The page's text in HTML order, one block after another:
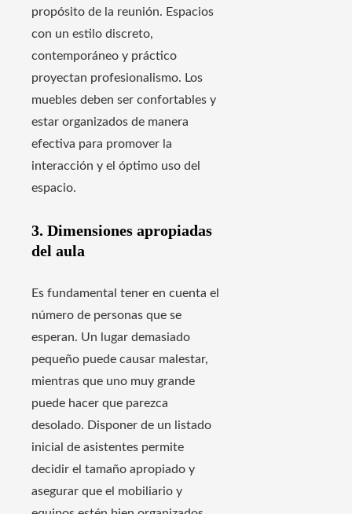
propósito de la reunión. Espacios
con un estilo discreto,
contemporáneo y práctico
proyectan profesionalismo. Los
muebles deben ser confortables y
estar organizados de manera
efectiva para promover la
interacción y el óptimo uso del
espacio.
3. Dimensiones apropiadas
del aula
Es fundamental tener en cuenta el
número de personas que se
esperan. Un lugar demasiado
pequeño puede causar malestar,
mientras que uno muy grande
puede hacer que parezca
desolado. Disponer de un listado
inicial de asistentes permite
decidir el tamaño apropiado y
asegurar que el mobiliario y